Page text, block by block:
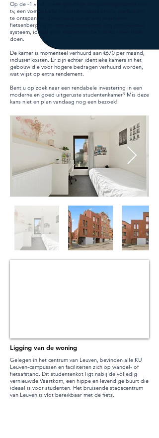
Op de -1 vindt u een gezellige ontspanningsruimte met
tv, een voetbaltafel en comfortabele zetels, perfect om
te ontspannen. Daarnaast zijn er een praktische
fietsenberging en een wasruimte met een jeton-betaal
systeem, ideaal voor studenten die hun was niet thuis
doen.
De kamer is momenteel verhuurd aan €670 per maand,
inclusief kosten. Er zijn echter identieke kamers in het
gebouw die voor hogere bedragen verhuurd worden,
wat wijst op extra rendement.
Bent u op zoek naar een rendabele investering in een
moderne en goed uitgeruste studentenkamer? Mis deze
kans niet en plan vandaag nog een bezoek!
Ligging van de woning
Gelegen in het centrum van Leuven, bevinden alle KU
Leuven-campussen en faciliteiten zich op wandel- of
fietsafstand. Dit studentenkot ligt nabij de volledig
vernieuwde Vaartkom, een hippe en levendige buurt die
ideaal is voor studenten. Het bruisende stadscentrum
van Leuven is vlot bereikbaar met de fiets.